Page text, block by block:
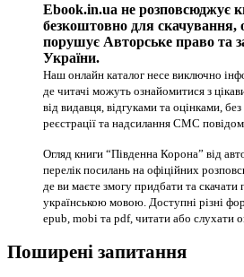
Ebook.in.ua не розповсюджує
безкоштовно для скачування,
порушує Авторське право та
України.
Наш онлайн каталог несе виключно
де читачі можуть ознайомитися з
від видавця, відгуками та оцінками, без
реєстрації та надсилання СМС
Огляд книги “Південна Корона” від
перелік посилань на офіційних
де ви маєте змогу придбати та скачати
українською мовою. Доступні різні
epub, mobi та pdf, читати або слухати
Поширені запитання